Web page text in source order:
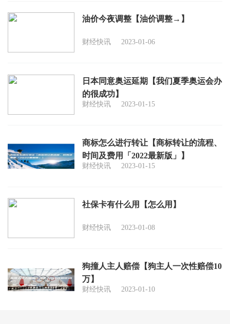
油价今夜调整【油价调整→】
财经快讯 2023-01-06
日本同意奥运延期【我们夏季奥运会办
的很成功】
财经快讯 2023-01-15
商标怎么进行转让【商标转让的流程、
时间及费用「2022最新版」】
财经快讯 2023-01-15
社保卡有什么用【怎么用】
财经快讯 2023-01-08
狗撞人主人赔偿【狗主人一次性赔偿10
万】
财经快讯 2023-01-10